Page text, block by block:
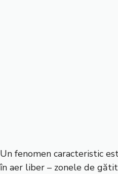
Un fenomen caracteristic
în aer liber – zonele de